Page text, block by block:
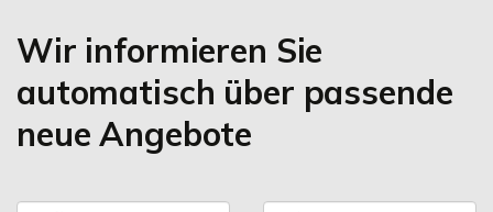
Wir informieren Sie
automatisch über passende
neue Angebote